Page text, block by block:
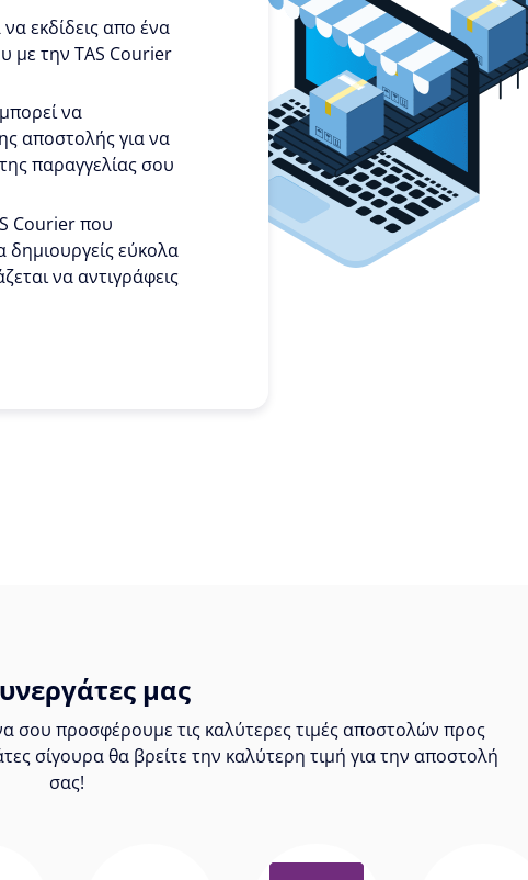
εκδίδεις απο ένα
με την TAS Courier
να
αποστολής για να
παραγγελίας σου
Courier που
δημιουργείς εύκολα
να αντιγράφεις
μας
σου προσφέρουμε τις καλύτερες τιμές αποστολών προς
σίγουρα θα βρείτε την καλύτερη τιμή για την αποστολή
σας!